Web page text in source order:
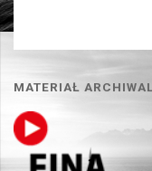
MATERIAŁ